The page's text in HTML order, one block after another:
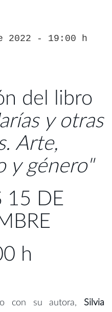
2022 - 19:00 h
del libro
y otras
Arte,
y género"
15 DE
h
con su autora, Silvia